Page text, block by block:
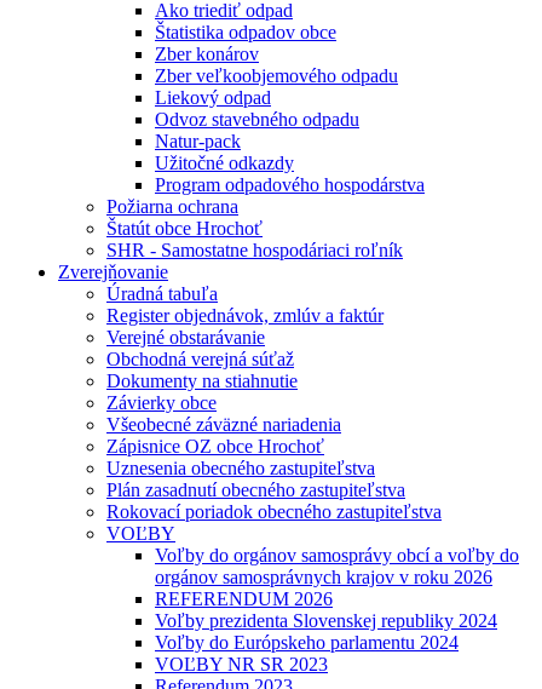
Ako triediť odpad
Štatistika odpadov obce
Zber konárov
Zber veľkoobjemového odpadu
Liekový odpad
Odvoz stavebného odpadu
Natur-pack
Užitočné odkazdy
Program odpadového hospodárstva
Požiarna ochrana
Štatút obce Hrochoť
SHR - Samostatne hospodáriaci roľník
Zverejňovanie
Úradná tabuľa
Register objednávok, zmlúv a faktúr
Verejné obstarávanie
Obchodná verejná súťaž
Dokumenty na stiahnutie
Závierky obce
Všeobecné záväzné nariadenia
Zápisnice OZ obce Hrochoť
Uznesenia obecného zastupiteľstva
Plán zasadnutí obecného zastupiteľstva
Rokovací poriadok obecného zastupiteľstva
VOĽBY
Voľby do orgánov samosprávy obcí a voľby do
orgánov samosprávnych krajov v roku 2026
REFERENDUM 2026
Voľby prezidenta Slovenskej republiky 2024
Voľby do Európskeho parlamentu 2024
VOĽBY NR SR 2023